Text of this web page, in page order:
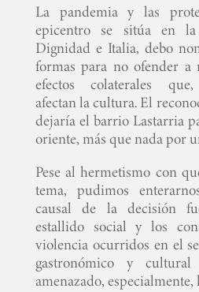
La pandemia y las
epicentro se sitúa en la
Dignidad e Italia, debo
formas para no ofender a
efectos colaterales que,
afectan la cultura. El
dejaría el barrio Lastarria
oriente, más que nada por
Pese al hermetismo con
tema, pudimos
causal de la decisión
estallido social y los
violencia ocurridos en el
gastronómico y
amenazado, especialmente,